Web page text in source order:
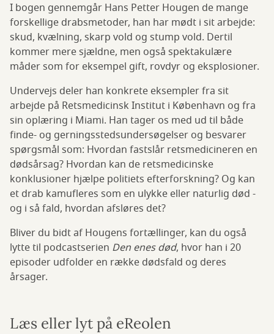
I bogen gennemgår Hans Petter Hougen de mange
forskellige drabsmetoder, han har mødt i sit arbejde:
skud, kvælning, skarp vold og stump vold. Dertil
kommer mere sjældne, men også spektakulære
måder som for eksempel gift, rovdyr og eksplosioner.
Undervejs deler han konkrete eksempler fra sit
arbejde på Retsmedicinsk Institut i København og fra
sin oplæring i Miami. Han tager os med ud til både
finde- og gerningsstedsundersøgelser og besvarer
spørgsmål som: Hvordan fastslår retsmedicineren en
dødsårsag? Hvordan kan de retsmedicinske
konklusioner hjælpe politiets efterforskning? Og kan
et drab kamufleres som en ulykke eller naturlig død -
og i så fald, hvordan afsløres det?
Bliver du bidt af Hougens fortællinger, kan du også
lytte til podcastserien Den enes død, hvor han i 20
episoder udfolder en række dødsfald og deres
årsager.
Læs eller lyt på eReolen